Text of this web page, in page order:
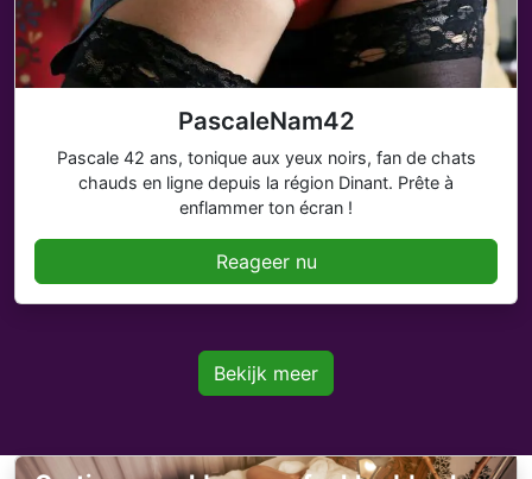
PascaleNam42
Pascale 42 ans, tonique aux yeux noirs, fan de chats
chauds en ligne depuis la région Dinant. Prête à
enflammer ton écran !
Reageer nu
Bekijk meer